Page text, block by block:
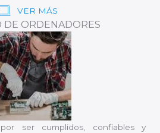
VER MÁS
DE ORDENADORES
ser cumplidos, confiables y